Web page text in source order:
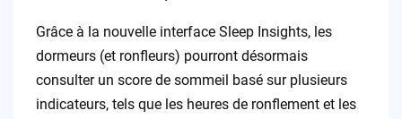
Grâce à la nouvelle interface Sleep Insights, les
dormeurs (et ronfleurs) pourront désormais
consulter un score de sommeil basé sur plusieurs
indicateurs, tels que les heures de ronflement et les